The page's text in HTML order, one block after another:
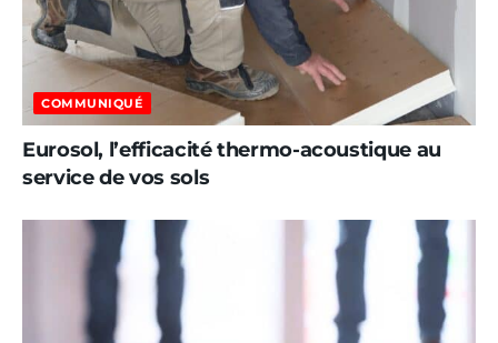
COMMUNIQUÉ
Eurosol, l’efficacité thermo-acoustique au
service de vos sols